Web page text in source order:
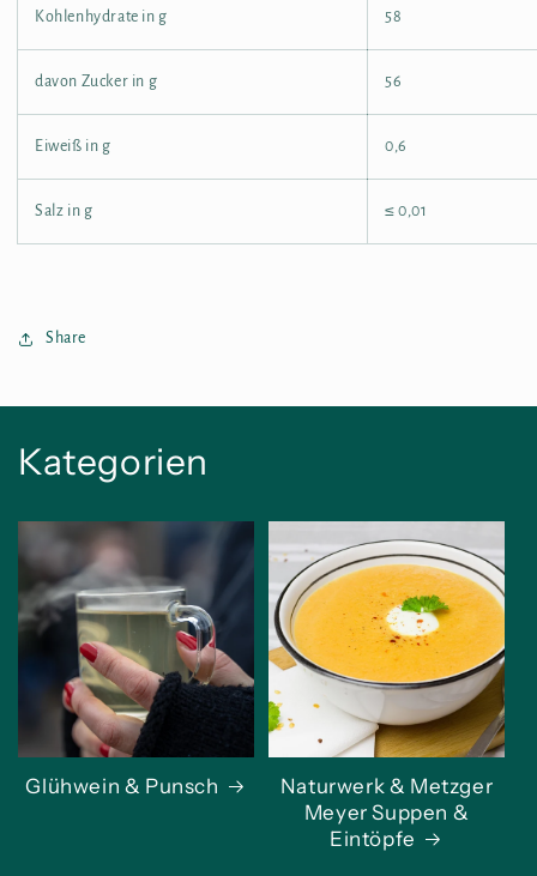
Kohlenhydrate in g 58
davon Zucker in g 56
Eiweiß in g 0,6
Salz in g ≤ 0,01
Share
Kategorien
Glühwein & Punsch
Naturwerk & Metzger
Meyer Suppen &
Eintöpfe